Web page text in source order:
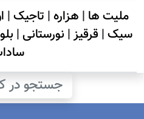
ملیت ها | هزاره| تاجیک|
سیک| قرقیز| نورستانی|
جستجو در